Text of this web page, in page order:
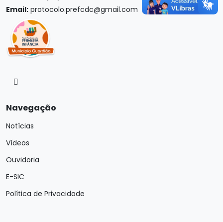
Email: protocolo.prefcdc@gmail.com
Navegação
Notícias
Vídeos
Ouvidoria
E-SIC
Política de Privacidade